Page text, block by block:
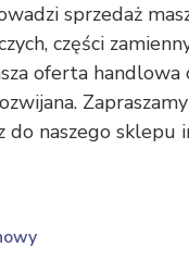
sprzedaż
części
oferta
do naszego sklepu